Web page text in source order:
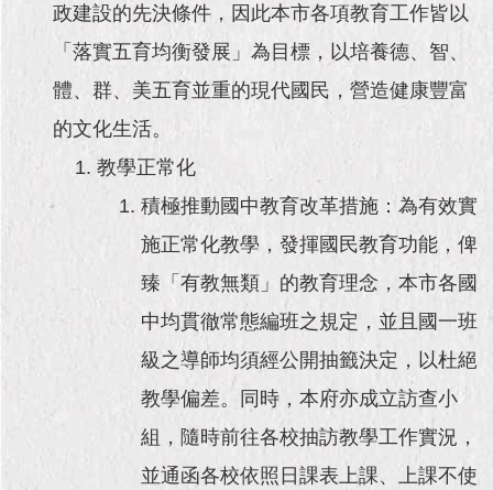
政建設的先決條件，因此本市各項教育工作皆以
「落實五育均衡發展」為目標，以培養德、智、
體、群、美五育並重的現代國民，營造健康豐富
的文化生活。
教學正常化
積極推動國中教育改革措施：為有效實
施正常化教學，發揮國民教育功能，俾
臻「有教無類」的教育理念，本市各國
中均貫徹常態編班之規定，並且國一班
級之導師均須經公開抽籤決定，以杜絕
教學偏差。同時，本府亦成立訪查小
組，隨時前往各校抽訪教學工作實況，
並通函各校依照日課表上課、上課不使